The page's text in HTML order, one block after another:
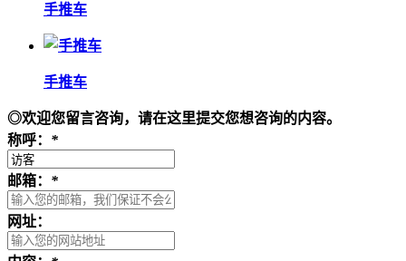
手推车
手推车
◎欢迎您留言咨询，请在这里提交您想咨询的内容。
称呼： *
邮箱： *
网址：